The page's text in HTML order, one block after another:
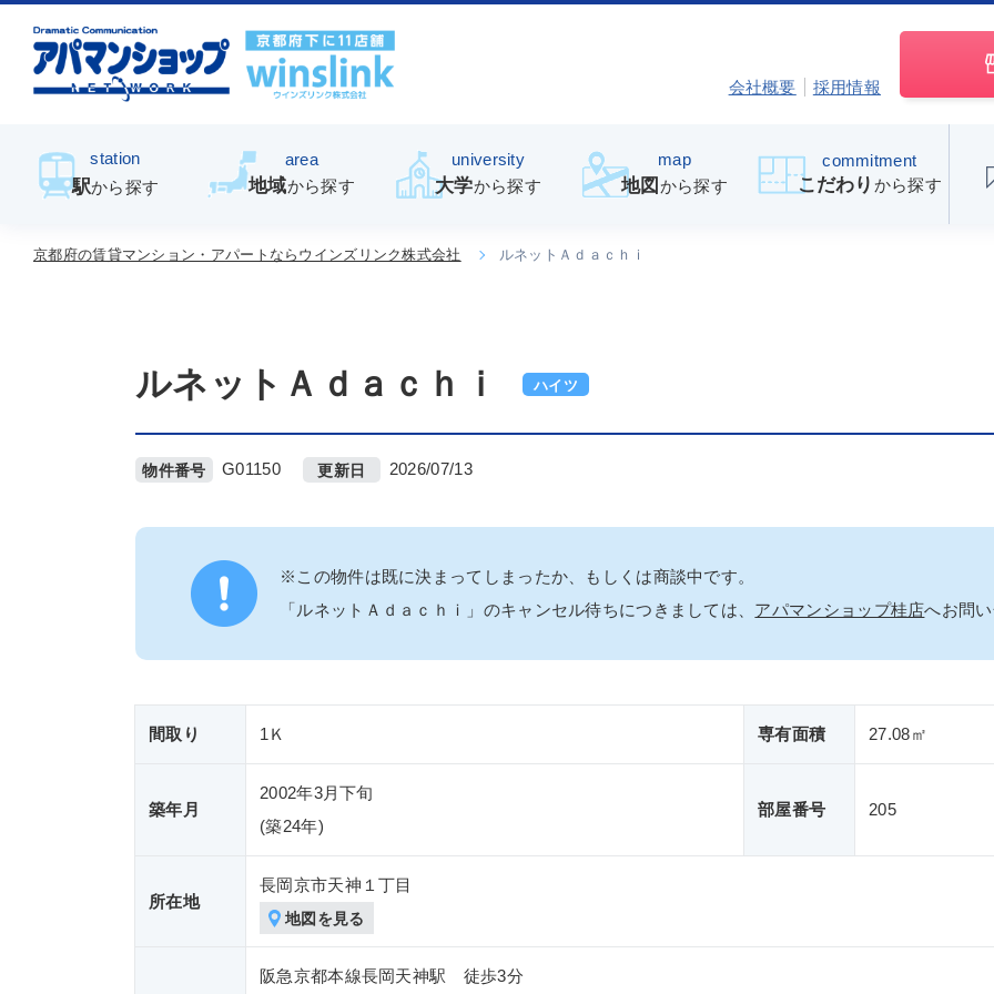
会社概要 採用情報
station
駅から探す
area
地域から探す
university
大学から探す
map
地図 から探す
commitment
こだわり から探す
京都府の賃貸マンション・アパートならウインズリンク株式会社 ルネットＡｄａｃｈｉ
ハイツ
ルネットＡｄａｃｈｉ
物件番号 G01150 更新日 2026/07/13
※この物件は既に決まってしまったか、もしくは商談中です。
「ルネットＡｄａｃｈｉ」のキャンセル待ちにつきましては、 アパマンショップ桂店へお問い
間取り 1Ｋ 専有面積 27.08㎡
築年月
2002年3月下旬
(築24年)
部屋番号 205
所在地
長岡京市天神１丁目
地図を見る
阪急京都本線長岡天神駅 徒歩3分